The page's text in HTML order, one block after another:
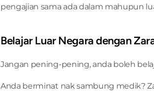
pengajian sama ada dalam mahupun
Belajar Luar Negara dengan
Jangan pening-pening, anda boleh
Anda berminat nak sambung medik?